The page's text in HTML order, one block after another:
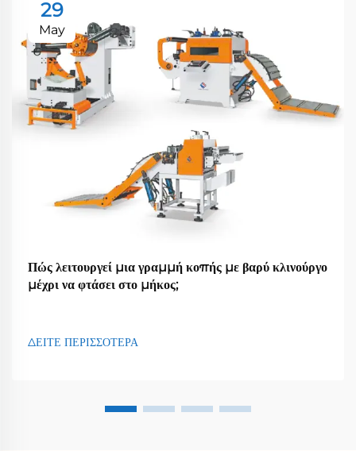
29
May
Πώς λειτουργεί μια γραμμή κοπής με βαρύ κλινούργο
μέχρι να φτάσει στο μήκος;
ΔΕΙΤΕ ΠΕΡΙΣΣΟΤΕΡΑ